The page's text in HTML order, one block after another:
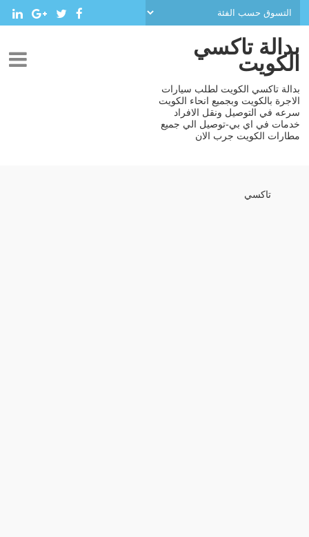
بدالة تاكسي
الكويت
بدالة تاكسي الكويت لطلب سيارات
الاجرة بالكويت وبجميع انحاء الكويت
سرعه في التوصيل ونقل الافراد
خدمات في اي بي-توصيل الي جميع
مطارات الكويت جرب الان
تاكسي